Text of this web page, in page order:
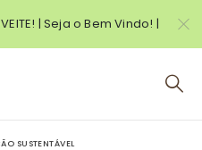
| Seja o Bem Vindo! |
SUSTENTÁVEL